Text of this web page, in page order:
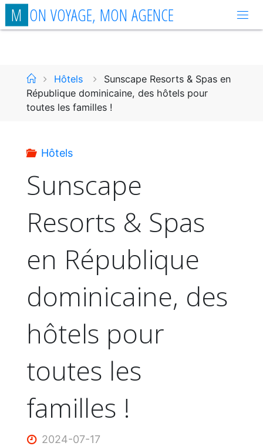
Aller
auM ON VOYAGE, MON AGENCE
AccueilHôtels
Sunscape Resorts & Spas en
République dominicaine, des hôtels pour
toutes les familles !
Hôtels
Sunscape
Resorts & Spas
en République
dominicaine, des
hôtels pour
toutes les
familles !
2024-07-17